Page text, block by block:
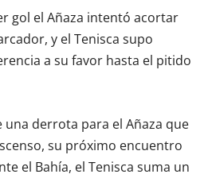
gol el Añaza intentó acortar
y el Tenisca supo
a su favor hasta el pitido
derrota para el Añaza que
su próximo encuentro
el Bahía, el Tenisca suma un